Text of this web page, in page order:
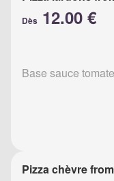
Dès 12.00 €
Base sauce
Pizza chèvre